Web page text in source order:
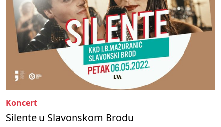
Koncert
Silente u Slavonskom Brodu